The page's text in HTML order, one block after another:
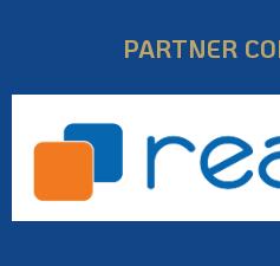
PARTNER